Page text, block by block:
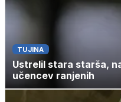
TUJINA
Ustrelil stara starša,
učencev ranjenih